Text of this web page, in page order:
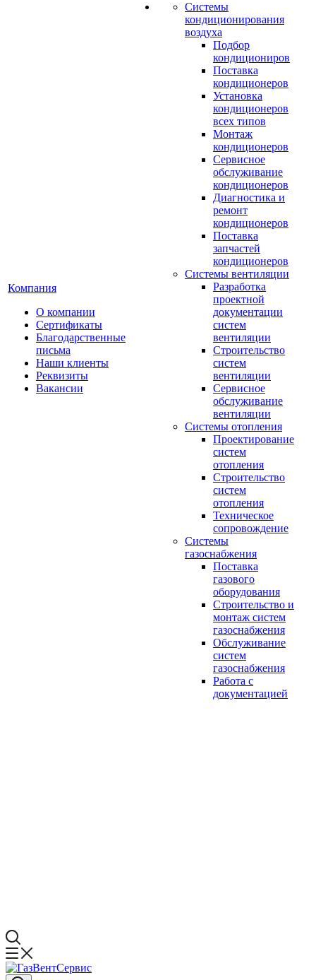
Компания
О компании
Сертификаты
Благодарственные
письма
Наши клиенты
Реквизиты
Вакансии
Системы
кондиционирования
воздуха
Подбор
кондициониров
Поставка
кондиционеров
Установка
кондиционеров
всех типов
Монтаж
кондиционеров
Сервисное
обслуживание
кондиционеров
Диагностика и
ремонт
кондиционеров
Поставка
запчастей
кондиционеров
Системы вентиляции
Разработка
проектной
документации
систем
вентиляции
Строительство
систем
вентиляции
Сервисное
обслуживание
вентиляции
Системы отопления
Проектирование
систем
отопления
Строительство
систем
отопления
Техническое
сопровождение
Системы
газоснабжения
Поставка
газового
оборудования
Строительство и
монтаж систем
газоснабжения
Обслуживание
систем
газоснабжения
Работа с
документацией